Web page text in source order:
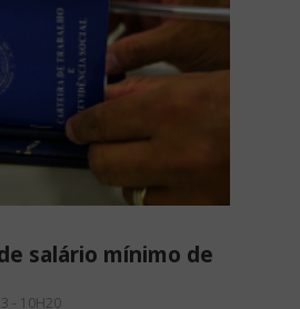
salário mínimo de
- 10H20